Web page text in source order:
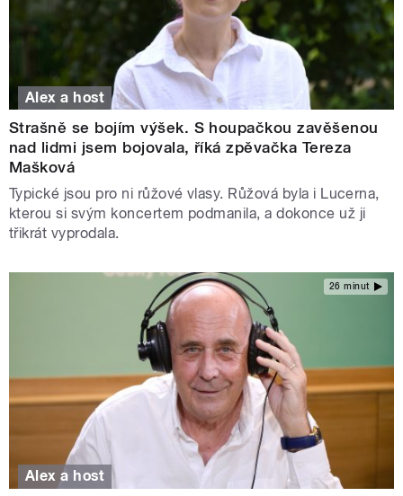
Alex a host
Strašně se bojím výšek. S houpačkou zavěšenou
nad lidmi jsem bojovala, říká zpěvačka Tereza
Mašková
Typické jsou pro ni růžové vlasy. Růžová byla i Lucerna,
kterou si svým koncertem podmanila, a dokonce už ji
třikrát vyprodala.
26 minut
Alex a host